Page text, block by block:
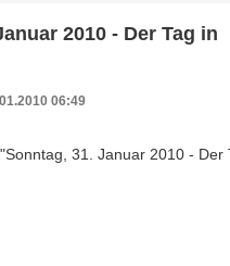
2010 - Der Tag in
06:49